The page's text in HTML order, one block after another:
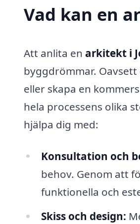
Vad kan en
Att anlita en arkitekt i
byggdrömmar.
eller skapa en
hela processens olika
hjälpa dig med:
Konsultation och
behov. Genom att
funktionella och
Skiss och design: